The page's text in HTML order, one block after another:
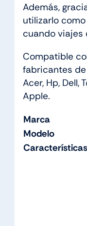
Además,
utilizarlo
cuando viajes
Compatible
fabricantes de
Acer, Hp, Dell,
Apple.
Marca
Modelo
Características